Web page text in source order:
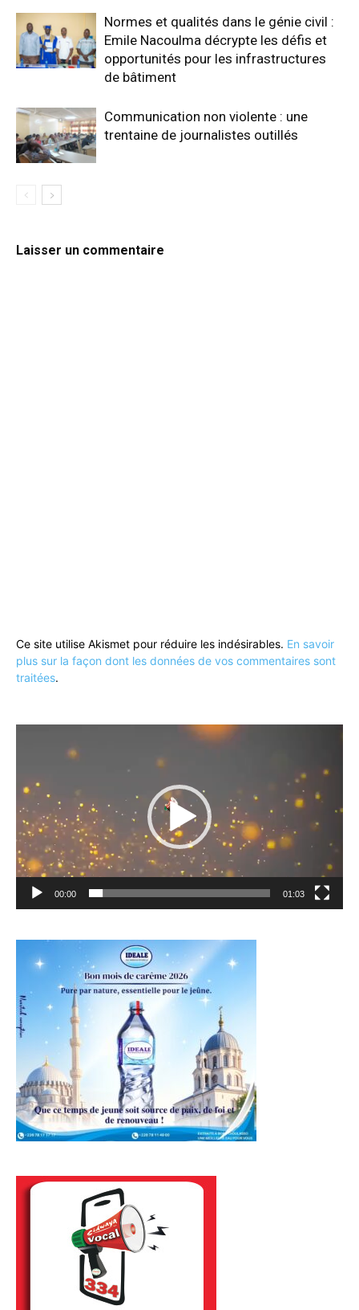
Normes et qualités dans le génie civil :
Emile Nacoulma décrypte les défis et
opportunités pour les infrastructures
de bâtiment
Communication non violente : une
trentaine de journalistes outillés
Laisser un commentaire
Ce site utilise Akismet pour réduire les indésirables. En savoir
plus sur la façon dont les données de vos commentaires sont
traitées.
00:00 01:03